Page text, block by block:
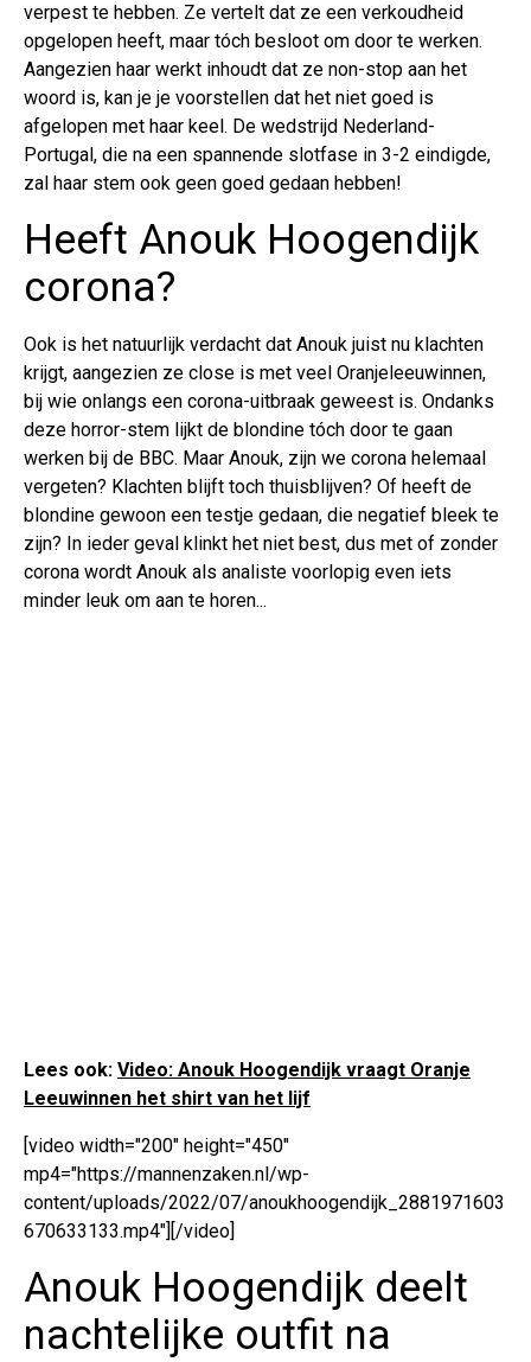
verpest te hebben. Ze vertelt dat ze een verkoudheid
opgelopen heeft, maar tóch besloot om door te werken.
Aangezien haar werkt inhoudt dat ze non-stop aan het
woord is, kan je je voorstellen dat het niet goed is
afgelopen met haar keel. De wedstrijd Nederland-
Portugal, die na een spannende slotfase in 3-2 eindigde,
zal haar stem ook geen goed gedaan hebben!
Heeft Anouk Hoogendijk
corona?
Ook is het natuurlijk verdacht dat Anouk juist nu klachten
krijgt, aangezien ze close is met veel Oranjeleeuwinnen,
bij wie onlangs een corona-uitbraak geweest is. Ondanks
deze horror-stem lijkt de blondine tóch door te gaan
werken bij de BBC. Maar Anouk, zijn we corona helemaal
vergeten? Klachten blijft toch thuisblijven? Of heeft de
blondine gewoon een testje gedaan, die negatief bleek te
zijn? In ieder geval klinkt het niet best, dus met of zonder
corona wordt Anouk als analiste voorlopig even iets
minder leuk om aan te horen...
Lees ook: Video: Anouk Hoogendijk vraagt Oranje
Leeuwinnen het shirt van het lijf
[video width="200" height="450"
mp4="https://mannenzaken.nl/wp-
content/uploads/2022/07/anoukhoogendijk_2881971603
670633133.mp4"][/video]
Anouk Hoogendijk deelt
nachtelijke outfit na